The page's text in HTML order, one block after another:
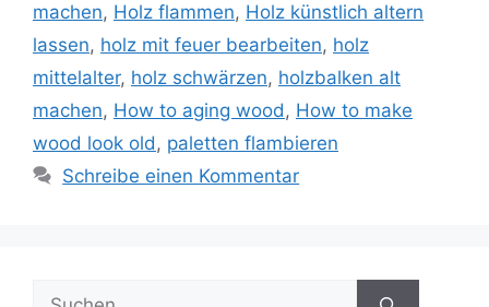
machen, Holz flammen, Holz künstlich altern
lassen, holz mit feuer bearbeiten, holz
mittelalter, holz schwärzen, holzbalken alt
machen, How to aging wood, How to make
wood look old, paletten flambieren
Schreibe einen Kommentar
Suche